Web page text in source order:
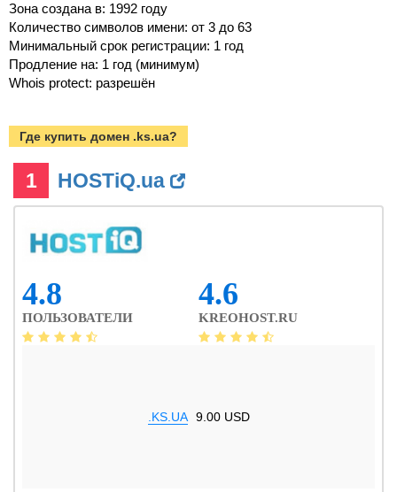
Зона создана в: 1992 году
Количество символов имени: от 3 до 63
Минимальный срок регистрации: 1 год
Продление на: 1 год (минимум)
Whois protect: разрешён
Где купить домен .ks.ua?
1 HOSTiQ.ua
4.8
ПОЛЬЗОВАТЕЛИ
4.6
KREOHOST.RU
.KS.UA 9.00 USD